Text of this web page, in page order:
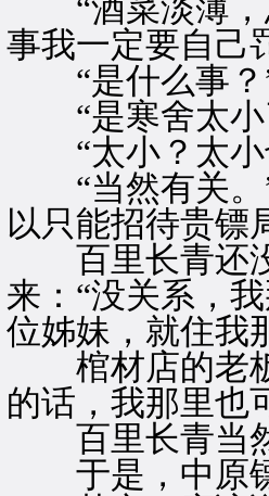
“酒菜淡薄，
事我一定要自己
“是什么事？
“是寒舍太小
“太小？太小
“当然有关。”
以只能招待贵镖
百里长青还没
来：“没关系，
位姊妹，就住我
棺材店的老板
的话，我那里也
百里长青当然
于是，中原镖